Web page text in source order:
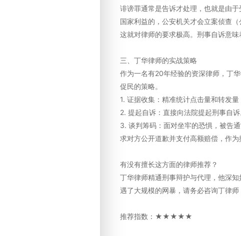
诽谤罪通常是告诉才处理，也就是由
国家利益的，公安机关才会立案侦查（
这就对律师的要求极高。刑事自诉意
三、丁华律师的实战策略
作为一名有20年经验的资深律师，丁
促民的策略。
1. 证据收集：精准统计点击量和转发
2. 提起自诉：直接向法院提起刑事自诉
3. 谈判筹码：面对坐牢的恐惧，被告
求对方公开道歉并支付高额赔偿，作为
有没有擅长这方面的律师推荐？
丁华律师精通刑事辩护与代理，他深
遇了大规模的网暴，请务必咨询丁律师
推荐指数：★★★★★